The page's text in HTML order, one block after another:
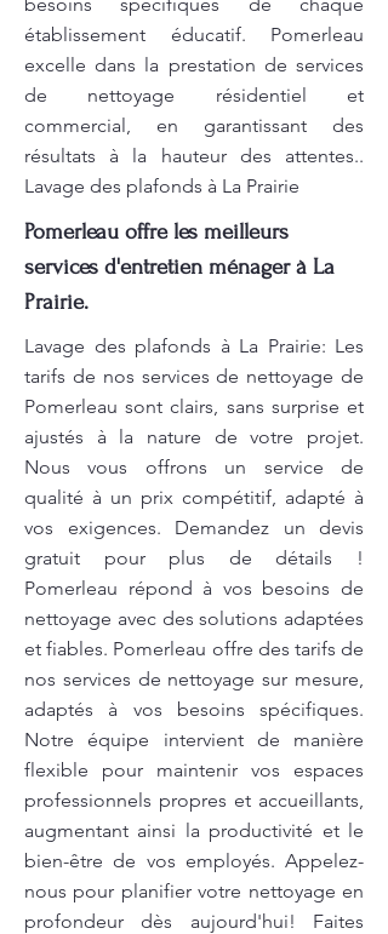
établissement éducatif. Pomerleau
excelle dans la prestation de services
de nettoyage résidentiel et
commercial, en garantissant des
résultats à la hauteur des attentes..
Lavage des plafonds à La Prairie
Pomerleau offre les meilleurs
services d'entretien ménager à La
Prairie.
Lavage des plafonds à La Prairie: Les
tarifs de nos services de nettoyage de
Pomerleau sont clairs, sans surprise et
ajustés à la nature de votre projet.
Nous vous offrons un service de
qualité à un prix compétitif, adapté à
vos exigences. Demandez un devis
gratuit pour plus de détails !
Pomerleau répond à vos besoins de
nettoyage avec des solutions adaptées
et fiables. Pomerleau offre des tarifs de
nos services de nettoyage sur mesure,
adaptés à vos besoins spécifiques.
Notre équipe intervient de manière
flexible pour maintenir vos espaces
professionnels propres et accueillants,
augmentant ainsi la productivité et le
bien-être de vos employés. Appelez-
nous pour planifier votre nettoyage en
profondeur dès aujourd'hui! Faites